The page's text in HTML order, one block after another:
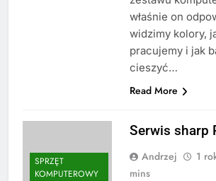
właśnie on
widzimy kolory,
pracujemy i jak
cieszyć…
Read More
SPRZĘT
KOMPUTEROWY
Serwis sharp
Andrzej 1
mins